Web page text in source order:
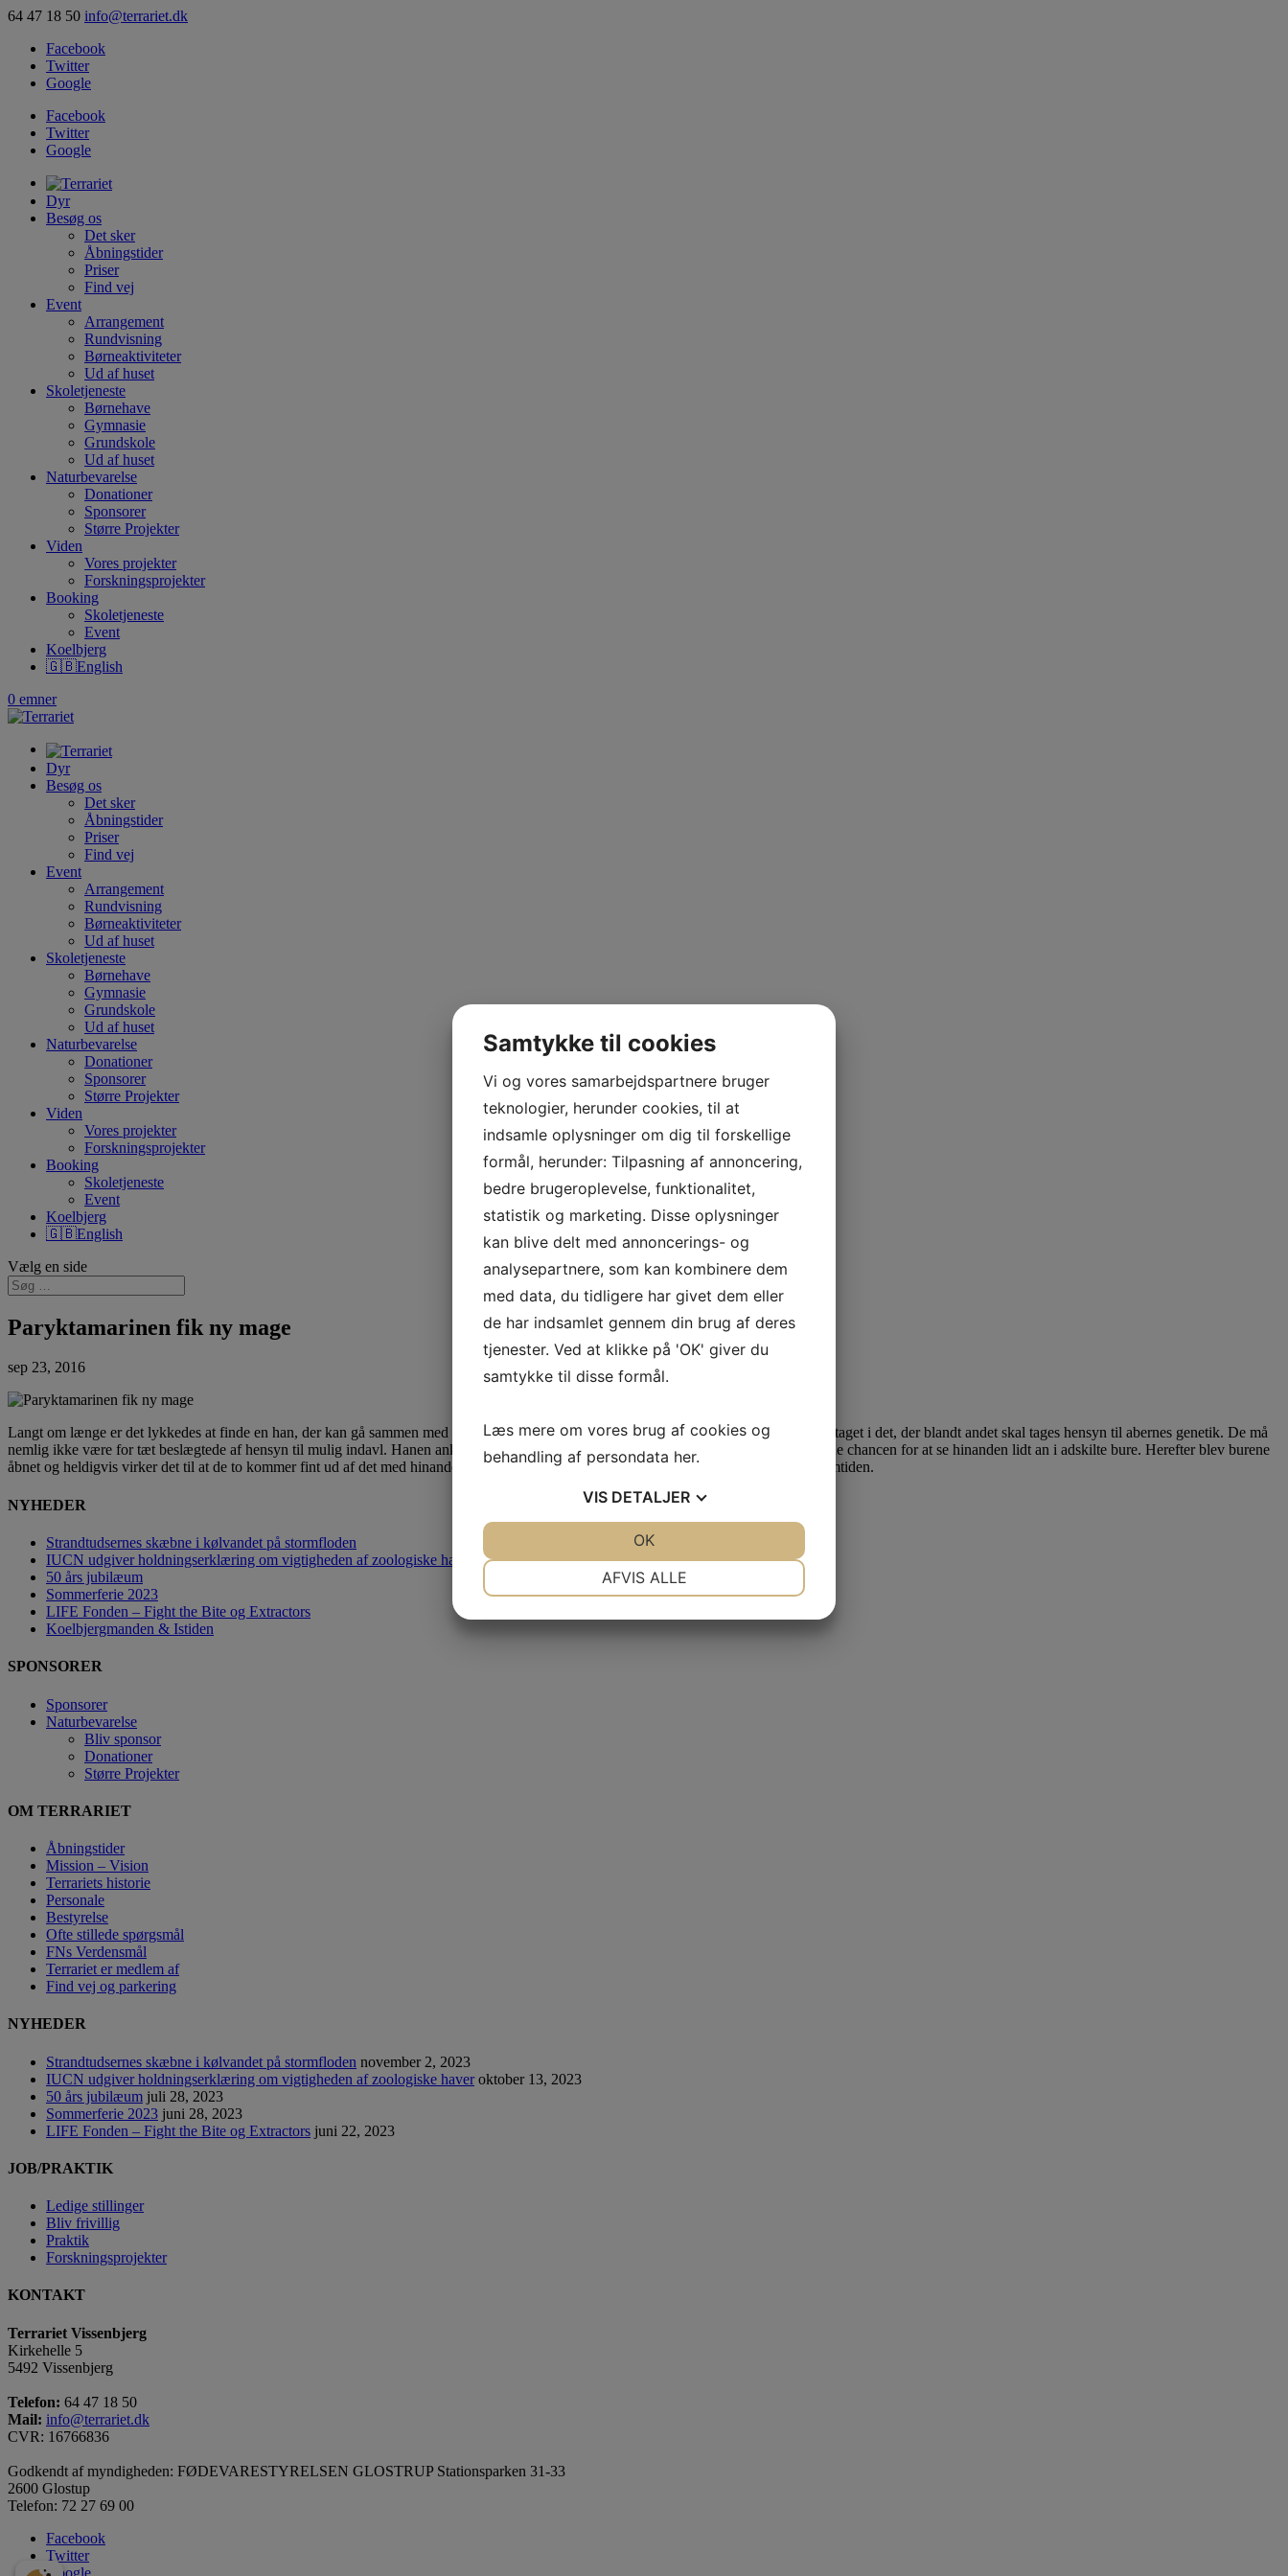
64 47 18 50 info@terrariet.dk
Facebook
Twitter
Google
Facebook
Twitter
Google
Dyr
Besøg os
Det sker
Åbningstider
Priser
Find vej
Event
Arrangement
Rundvisning
Børneaktiviteter
Ud af huset
Skoletjeneste
Børnehave
Gymnasie
Grundskole
Ud af huset
Naturbevarelse
Donationer
Sponsorer
Større Projekter
Viden
Vores projekter
Forskningsprojekter
Booking
Skoletjeneste
Event
Koelbjerg
🇬🇧English
0 emner
Dyr
Besøg os
Det sker
Åbningstider
Priser
Find vej
Event
Arrangement
Rundvisning
Børneaktiviteter
Ud af huset
Skoletjeneste
Børnehave
Gymnasie
Grundskole
Ud af huset
Naturbevarelse
Donationer
Sponsorer
Større Projekter
Viden
Vores projekter
Forskningsprojekter
Booking
Skoletjeneste
Event
Koelbjerg
🇬🇧English
Vælg en side
Paryktamarinen fik ny mage
sep 23, 2016
Langt om længe er det lykkedes at finde en han, der kan gå sammen med vores hun-paryktamarin i
Terrariets regnskov. Det har taget i det, der blandt andet skal tages hensyn til abernes genetik. De må
nemlig ikke være for tæt beslægtede af hensyn til mulig indavl. Hanen ankom fra fra Tyskland d. 10. september. I de første dage fik aberne chancen for at se hinanden lidt an i adskilte bure. Herefter blev burene
åbnet og heldigvis virker det til at de to kommer fint ud af det med hinanden. Så bliver det spændende, hvordan tingene udvikler sig i fremtiden.
NYHEDER
Strandtudsernes skæbne i kølvandet på stormfloden
IUCN udgiver holdningserklæring om vigtigheden af zoologiske haver
50 års jubilæum
Sommerferie 2023
LIFE Fonden – Fight the Bite og Extractors
Koelbjergmanden & Istiden
SPONSORER
Sponsorer
Naturbevarelse
Bliv sponsor
Donationer
Større Projekter
OM TERRARIET
Åbningstider
Mission – Vision
Terrariets historie
Personale
Bestyrelse
Ofte stillede spørgsmål
FNs Verdensmål
Terrariet er medlem af
Find vej og parkering
NYHEDER
Strandtudsernes skæbne i kølvandet på stormfloden november 2, 2023
IUCN udgiver holdningserklæring om vigtigheden af zoologiske haver oktober 13, 2023
50 års jubilæum juli 28, 2023
Sommerferie 2023 juni 28, 2023
LIFE Fonden – Fight the Bite og Extractors juni 22, 2023
JOB/PRAKTIK
Ledige stillinger
Bliv frivillig
Praktik
Forskningsprojekter
KONTAKT
Terrariet Vissenbjerg
Kirkehelle 5
5492 Vissenbjerg
Telefon: 64 47 18 50
Mail: info@terrariet.dk
CVR: 16766836
Godkendt af myndigheden: FØDEVARESTYRELSEN GLOSTRUP Stationsparken 31-33
2600 Glostup
Telefon: 72 27 69 00
Facebook
Twitter
Google
Samtykke til cookies
Vi og vores samarbejdspartnere bruger
teknologier, herunder cookies, til at
indsamle oplysninger om dig til forskellige
formål, herunder: Tilpasning af annoncering,
bedre brugeroplevelse, funktionalitet,
statistik og marketing. Disse oplysninger
kan blive delt med annoncerings- og
analysepartnere, som kan kombinere dem
med data, du tidligere har givet dem eller
de har indsamlet gennem din brug af deres
tjenester. Ved at klikke på 'OK' giver du
samtykke til disse formål.
Læs mere om vores brug af cookies og
behandling af persondata her.
VIS DETALJER
AFVIS ALLE
OK